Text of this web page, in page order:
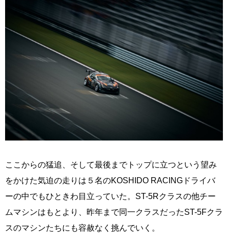
ここからの猛追、そして最後までトップに立つという望み
をかけた気迫の走りは５名のKOSHIDO RACINGドライバ
ーの中でもひときわ目立っていた。ST-5Rクラスの他チー
ムマシンはもとより、昨年まで同一クラスだったST-5Fクラ
スのマシンたちにも容赦なく挑んでいく。